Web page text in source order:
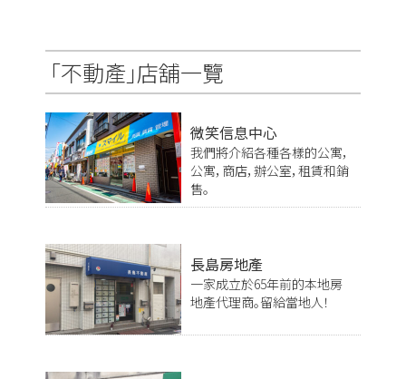
「不動產」店舖一覽
微笑信息中心
我們將介紹各種各樣的公寓，
公寓，商店，辦公室，租賃和銷
售。
長島房地產
一家成立於65年前的本地房
地產代理商。留給當地人！